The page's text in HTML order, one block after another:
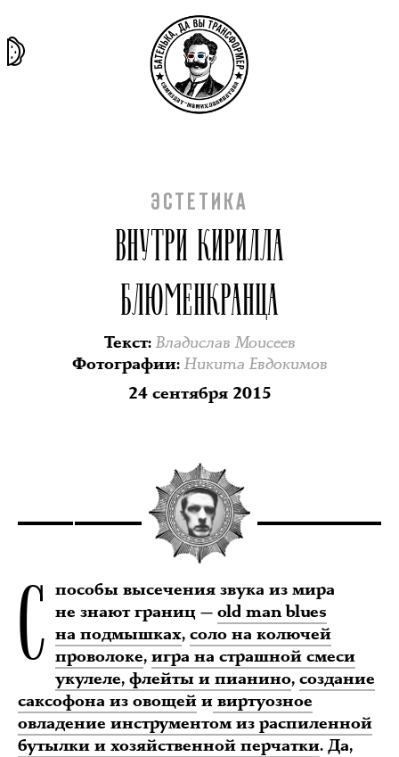
ЭСТЕТИКА
ВНУТРИ КИРИЛЛА
БЛЮМЕНКРАНЦА
Текст: Владислав Моисеев
Фотографии: Никита Евдокимов
24 сентября 2015
С пособы высечения звука из мира
не знают границ — old man blues
на подмышках, соло на колючей
проволоке, игра на страшной смеси
укулеле, флейты и пианино, создание
саксофона из овощей и виртуозное
овладение инструментом из распиленной
бутылки и хозяйственной перчатки. Да,